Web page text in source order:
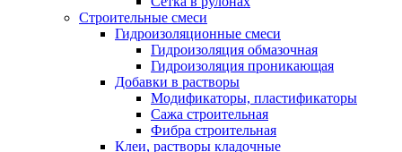
Строительные смеси
Гидроизоляционные смеси
Гидроизоляция обмазочная
Гидроизоляция проникающая
Добавки в растворы
Модификаторы, пластификаторы
Сажа строительная
Фибра строительная
Клеи, растворы кладочные